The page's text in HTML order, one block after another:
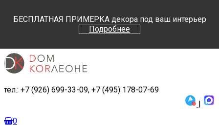
БЕСПЛАТНАЯ ПРИМЕРКА декора под ваш интерьер
Подробнее
тел.: +7 (926) 699-33-09, +7 (495) 178-07-69
|
0